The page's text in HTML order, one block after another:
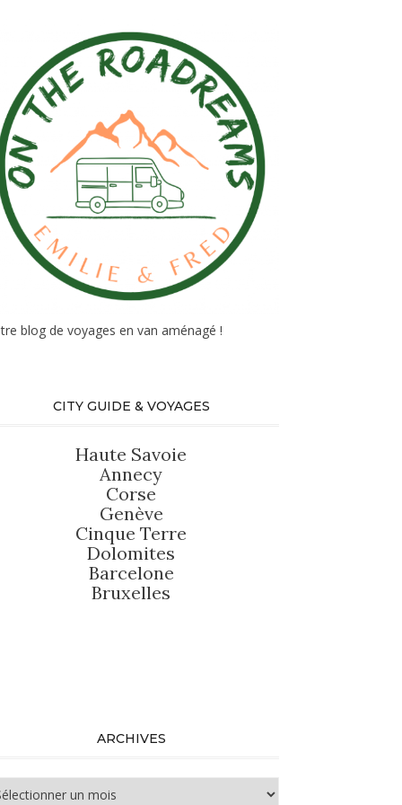
blog de voyages en van aménagé !
CITY GUIDE & VOYAGES
Haute Savoie
Annecy
Corse
Genève
Cinque Terre
Dolomites
Barcelone
Bruxelles
ARCHIVES